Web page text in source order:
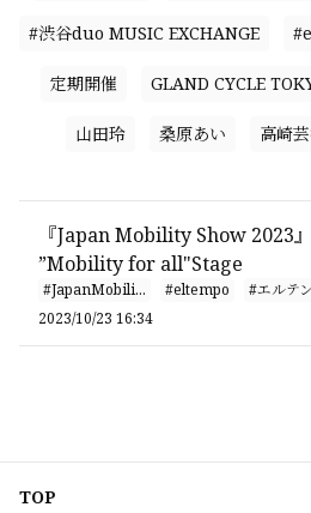
#渋谷duo MUSIC EXCHANGE
定期開催 GLAND CYCLE
山田玲 桑原あい 高崎
『Japan Mobility Show 2023
”Mobility for all"Stage
#JapanMobili... #eltempo
#エルテ
2023/10/23 16:34
TOP